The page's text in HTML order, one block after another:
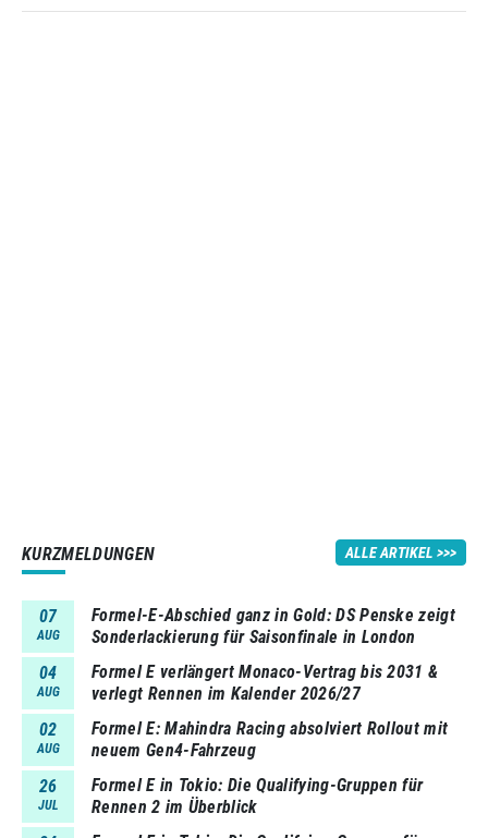
KURZMELDUNGEN ALLE ARTIKEL
07
AUG
Formel-E-Abschied ganz in Gold: DS Penske zeigt
Sonderlackierung für Saisonfinale in London
04
AUG
Formel E verlängert Monaco-Vertrag bis 2031 &
verlegt Rennen im Kalender 2026/27
02
AUG
Formel E: Mahindra Racing absolviert Rollout mit
neuem Gen4-Fahrzeug
26
JUL
Formel E in Tokio: Die Qualifying-Gruppen für
Rennen 2 im Überblick